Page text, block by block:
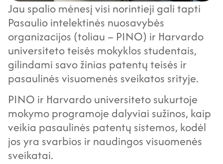
Jau spalio mėnesį visi norintieji gali tapti
Pasaulio intelektinės nuosavybės
organizacijos (toliau – PINO) ir Harvardo
universiteto teisės mokyklos studentais,
gilindami savo žinias patentų teisės ir
pasaulinės visuomenės sveikatos srityje.
PINO ir Harvardo universiteto sukurtoje
mokymo programoje dalyviai sužinos, kaip
veikia pasaulinės patentų sistemos, kodėl
jos yra svarbios ir naudingos visuomenės
sveikatai.